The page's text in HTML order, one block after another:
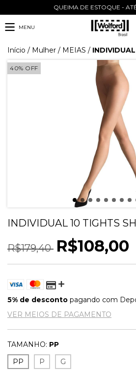
QUEIMA DE ESTOQUE -
MENU
Início / Mulher / MEIAS /
40% OFF
INDIVIDUAL 10 TIGHTS
R$179,40 R$108,00
5% de desconto pagando com
VER MEIOS DE PAGAMENTO
TAMANHO: PP
PP
P G